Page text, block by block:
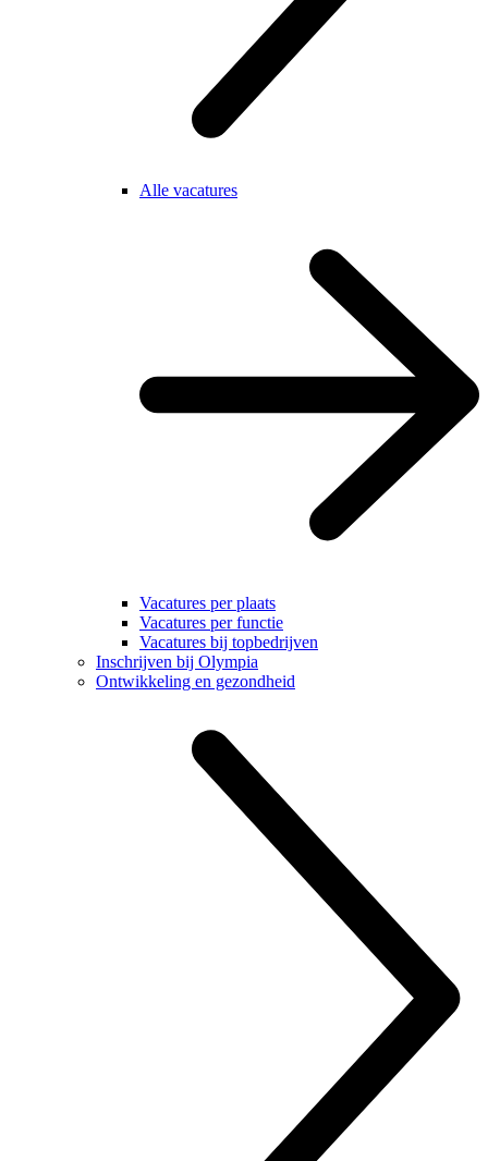
Alle vacatures
Vacatures per plaats
Vacatures per functie
Vacatures bij topbedrijven
Inschrijven bij Olympia
Ontwikkeling en gezondheid